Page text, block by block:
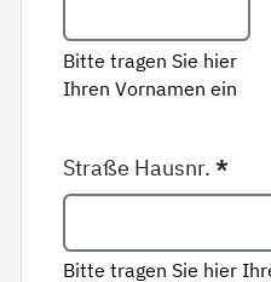
Bitte tragen Sie hier
Ihren Vornamen ein
Straße Hausnr.*
Bitte tragen Sie hier